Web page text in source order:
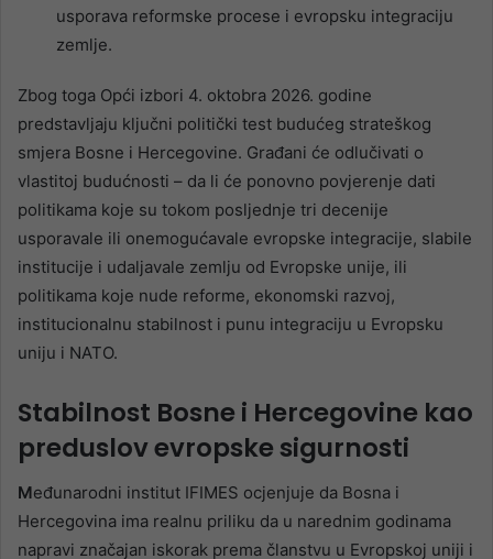
usporava reformske procese i evropsku integraciju
zemlje.
Zbog toga Opći izbori 4. oktobra 2026. godine
predstavljaju ključni politički test budućeg strateškog
smjera Bosne i Hercegovine. Građani će odlučivati o
vlastitoj budućnosti – da li će ponovno povjerenje dati
politikama koje su tokom posljednje tri decenije
usporavale ili onemogućavale evropske integracije, slabile
institucije i udaljavale zemlju od Evropske unije, ili
politikama koje nude reforme, ekonomski razvoj,
institucionalnu stabilnost i punu integraciju u Evropsku
uniju i NATO.
Stabilnost Bosne i Hercegovine kao
preduslov evropske sigurnosti
Međunarodni institut IFIMES ocjenjuje da Bosna i
Hercegovina ima realnu priliku da u narednim godinama
napravi značajan iskorak prema članstvu u Evropskoj uniji i